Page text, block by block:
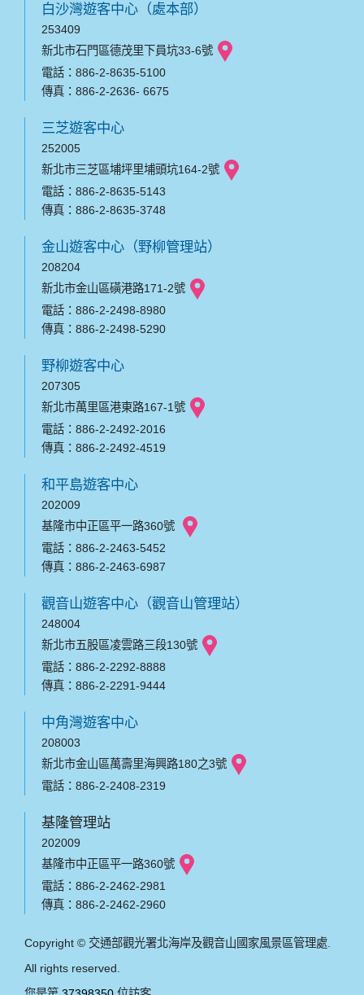
白沙灣遊客中心（處本部）
253409
新北市石門區德茂里下員坑33-6號
電話：886-2-8635-5100
傳真：886-2-2636- 6675
三芝遊客中心
252005
新北市三芝區埔坪里埔頭坑164-2號
電話：886-2-8635-5143
傳真：886-2-8635-3748
金山遊客中心（野柳管理站）
208204
新北市金山區磺港路171-2號
電話：886-2-2498-8980
傳真：886-2-2498-5290
野柳遊客中心
207305
新北市萬里區港東路167-1號
電話：886-2-2492-2016
傳真：886-2-2492-4519
和平島遊客中心
202009
基隆市中正區平一路360號
電話：886-2-2463-5452
傳真：886-2-2463-6987
觀音山遊客中心（觀音山管理站）
248004
新北市五股區凌雲路三段130號
電話：886-2-2292-8888
傳真：886-2-2291-9444
中角灣遊客中心
208003
新北市金山區萬壽里海興路180之3號
電話：886-2-2408-2319
基隆管理站
202009
基隆市中正區平一路360號
電話：886-2-2462-2981
傳真：886-2-2462-2960
Copyright © 交通部觀光署北海岸及觀音山國家風景區管理處.
All rights reserved.